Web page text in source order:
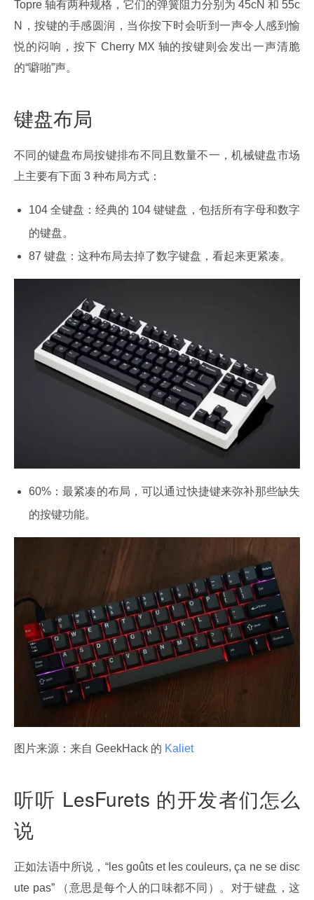
Topre 轴有两种规格，它们的弹簧阻力分别为 45cN 和 55c
N，按键的手感圆润，当你按下时会听到一声令人感到愉
悦的闷响，按下 Cherry MX 轴的按键则会发出一声清脆
的“噼啪”声。
键盘布局
不同的键盘布局按键排布不同且数量不一，机械键盘市场
上主要有下面 3 种布局方式：
104 全键盘：经典的 104 键键盘，包括所有字母和数字
的键盘。
87 键盘：这种布局去掉了数字键盘，看起来更紧凑。
60%：最紧凑的布局，可以通过快捷键来弥补那些缺失
的按键功能。
图片来源：来自 GeekHack 的 Kaliet
听听 LesFurets 的开发者们怎么
说
正如法语中所说，“les goûts et les couleurs, ça ne se disc
ute pas” （意思是每个人的口味都不同）。对于键盘，这